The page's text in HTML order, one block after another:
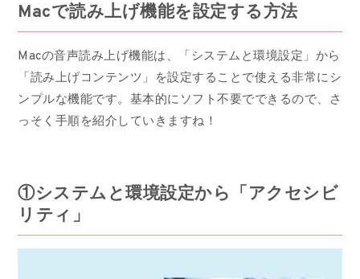
Macで読み上げ機能を設定する方法
Macの音声読み上げ機能は、「システムと環境設定」から
「読み上げコンテンツ」を設定することで使える非常にシ
ンプルな機能です。基本的にソフト不要でできるので、さ
っそく手順を紹介していきますね！
①システムと環境設定から「アクセシビ
リティ」